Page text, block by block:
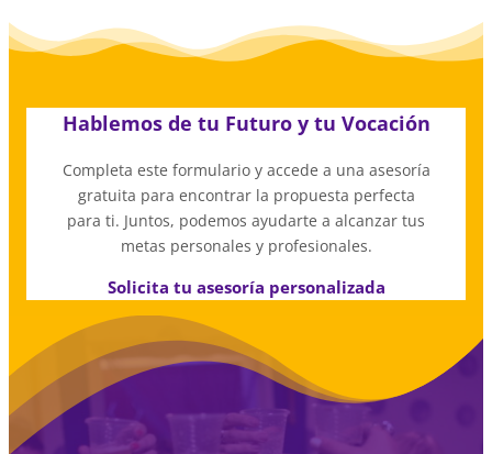
Hablemos de tu Futuro y tu Vocación
Completa este formulario y accede a una asesoría
gratuita para encontrar la propuesta perfecta
para ti. Juntos, podemos ayudarte a alcanzar tus
metas personales y profesionales.
Solicita tu asesoría personalizada